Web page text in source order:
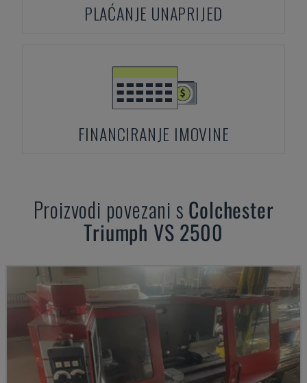
PLAĆANJE UNAPRIJED
FINANCIRANJE IMOVINE
Proizvodi povezani s Colchester
Triumph VS 2500